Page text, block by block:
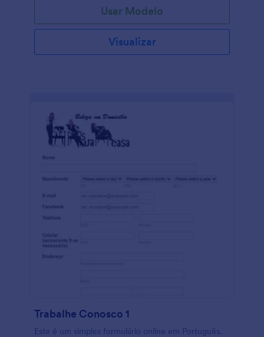
Usar Modelo
Visualizar
Trabalhe Conosco 1
Este é um simples formulário online em Português.